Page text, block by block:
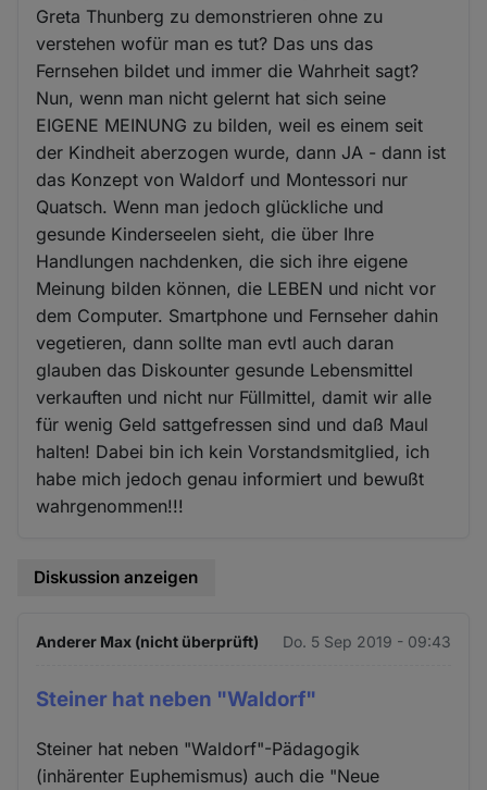
Greta Thunberg zu demonstrieren ohne zu
verstehen wofür man es tut? Das uns das
Fernsehen bildet und immer die Wahrheit sagt?
Nun, wenn man nicht gelernt hat sich seine
EIGENE MEINUNG zu bilden, weil es einem seit
der Kindheit aberzogen wurde, dann JA - dann ist
das Konzept von Waldorf und Montessori nur
Quatsch. Wenn man jedoch glückliche und
gesunde Kinderseelen sieht, die über Ihre
Handlungen nachdenken, die sich ihre eigene
Meinung bilden können, die LEBEN und nicht vor
dem Computer. Smartphone und Fernseher dahin
vegetieren, dann sollte man evtl auch daran
glauben das Diskounter gesunde Lebensmittel
verkauften und nicht nur Füllmittel, damit wir alle
für wenig Geld sattgefressen sind und daß Maul
halten! Dabei bin ich kein Vorstandsmitglied, ich
habe mich jedoch genau informiert und bewußt
wahrgenommen!!!
Diskussion anzeigen
Anderer Max (nicht überprüft) Do. 5 Sep 2019 - 09:43
Steiner hat neben "Waldorf"
Steiner hat neben "Waldorf"-Pädagogik
(inhärenter Euphemismus) auch die "Neue